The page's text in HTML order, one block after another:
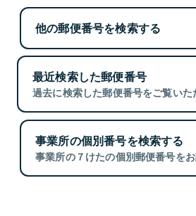
他の郵便番号を検索する
最近検索した郵便番号
過去に検索した郵便番号をご覧いた
事業所の個別番号を検索する
事業所の７けたの個別郵便番号をお